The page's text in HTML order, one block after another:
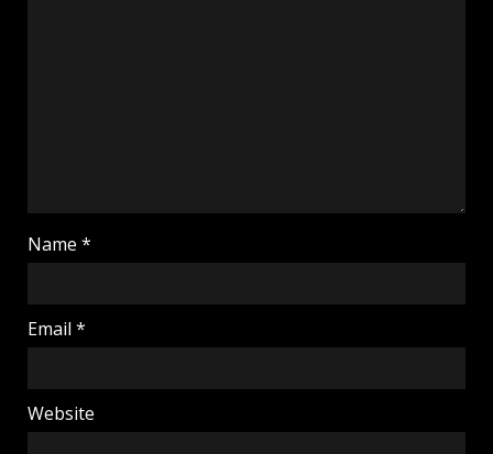
Name *
Email *
Website